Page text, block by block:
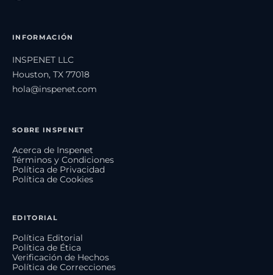
INFORMACIÓN
INSPENET LLC
Houston, TX 77018
hola@inspenet.com
SOBRE INSPENET
Acerca de Inspenet
Términos y Condiciones
Política de Privacidad
Política de Cookies
EDITORIAL
Política Editorial
Política de Ética
Verificación de Hechos
Política de Correcciones